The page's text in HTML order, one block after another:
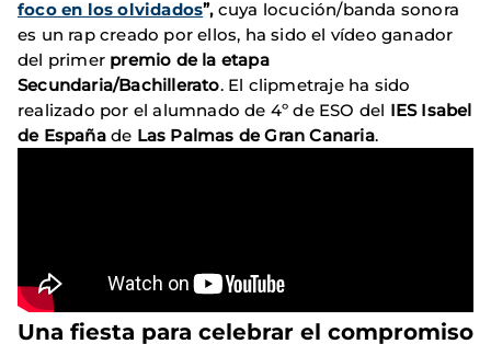
foco en los olvidados”,cuya locución/banda sonora
es un rap creado por ellos, ha sido el vídeo ganador
del primer premio de la etapa
Secundaria/Bachillerato. El clipmetraje ha sido
realizado por el alumnado de 4º de ESO del IES Isabel
de España de Las Palmas de Gran Canaria.
Una fiesta para celebrar el compromiso